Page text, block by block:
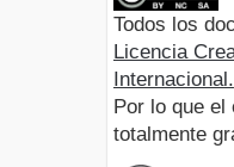
Todos los
Licencia
Internacional.
Por lo que
totalmente